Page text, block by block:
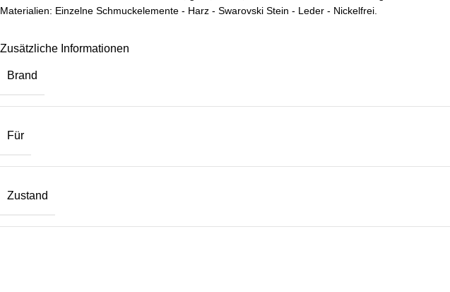
Materialien: Einzelne Schmuckelemente - Harz - Swarovski Stein - Leder - Nickelfrei.
Zusätzliche Informationen
Brand
Für
Zustand